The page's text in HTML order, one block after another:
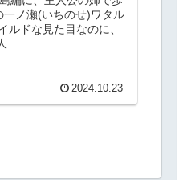
ノ瀬(いちのせ)ワタル
ルドな見た目なのに、
2024.10.23